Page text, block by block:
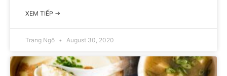
XEM TIẾP →
Trang Ngô August 30, 2020